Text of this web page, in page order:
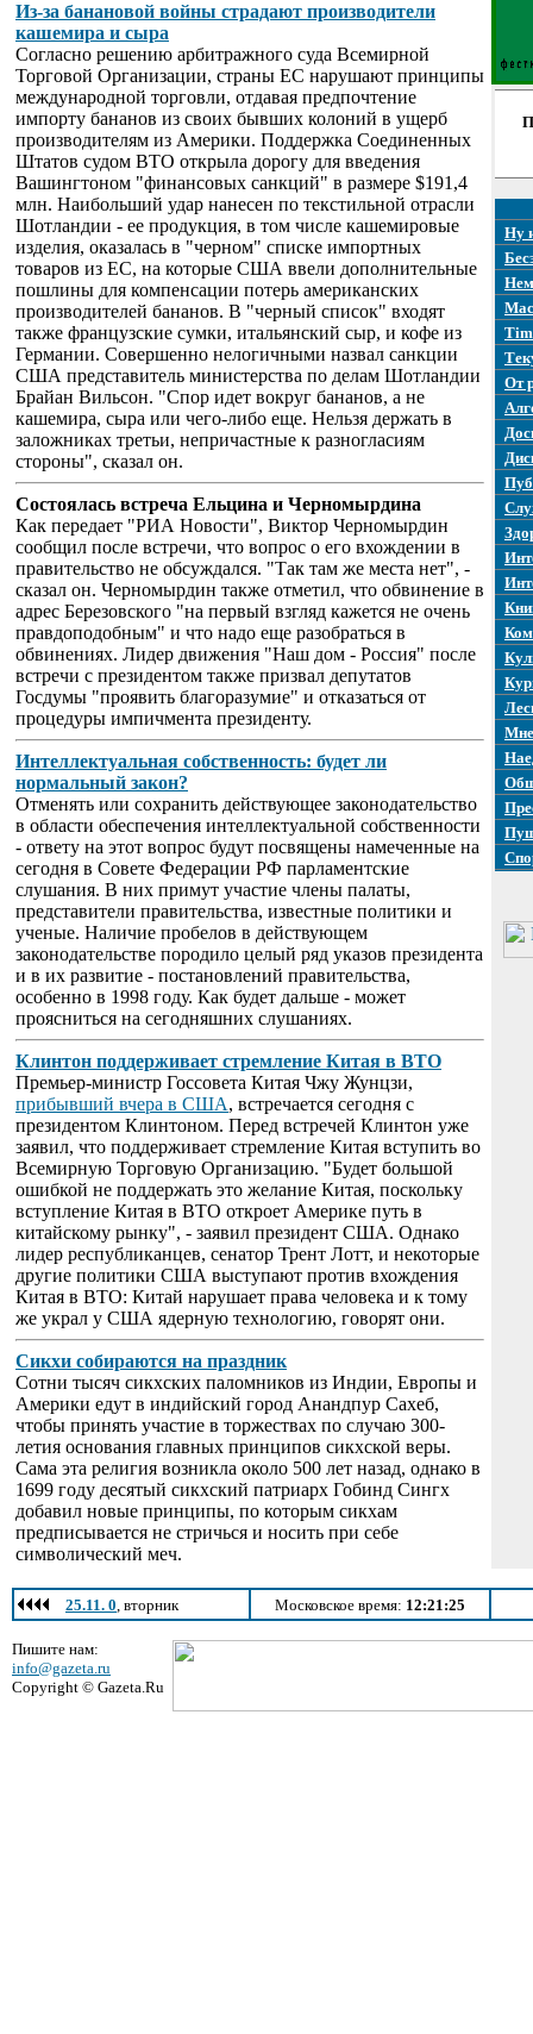
Из-за банановой войны страдают производители
кашемира и сыра
Согласно решению арбитражного суда Всемирной
Торговой Организации, страны ЕС нарушают принципы
международной торговли, отдавая предпочтение
импорту бананов из своих бывших колоний в ущерб
производителям из Америки. Поддержка Соединенных
Штатов судом ВТО открыла дорогу для введения
Вашингтоном "финансовых санкций" в размере $191,4
млн. Наибольший удар нанесен по текстильной отрасли
Шотландии - ее продукция, в том числе кашемировые
изделия, оказалась в "черном" списке импортных
товаров из ЕС, на которые США ввели дополнительные
пошлины для компенсации потерь американских
производителей бананов. В "черный список" входят
также французские сумки, итальянский сыр, и кофе из
Германии. Совершенно нелогичными назвал санкции
США представитель министерства по делам Шотландии
Брайан Вильсон. "Спор идет вокруг бананов, а не
кашемира, сыра или чего-либо еще. Нельзя держать в
заложниках третьи, непричастные к разногласиям
стороны", сказал он.
Состоялась встреча Ельцина и Черномырдина
Как передает "РИА Новости", Виктор Черномырдин
сообщил после встречи, что вопрос о его вхождении в
правительство не обсуждался. "Так там же места нет", -
сказал он. Черномырдин также отметил, что обвинение в
адрес Березовского "на первый взгляд кажется не очень
правдоподобным" и что надо еще разобраться в
обвинениях. Лидер движения "Наш дом - Россия" после
встречи с президентом также призвал депутатов
Госдумы "проявить благоразумие" и отказаться от
процедуры импичмента президенту.
Интеллектуальная собственность: будет ли
нормальный закон?
Отменять или сохранить действующее законодательство
в области обеспечения интеллектуальной собственности
- ответу на этот вопрос будут посвящены намеченные на
сегодня в Совете Федерации РФ парламентские
слушания. В них примут участие члены палаты,
представители правительства, известные политики и
ученые. Наличие пробелов в действующем
законодательстве породило целый ряд указов президента
и в их развитие - постановлений правительства,
особенно в 1998 году. Как будет дальше - может
проясниться на сегодняшних слушаниях.
Клинтон поддерживает стремление Китая в ВТО
Премьер-министр Госсовета Китая Чжу Жунцзи,
прибывший вчера в США, встречается сегодня с
президентом Клинтоном. Перед встречей Клинтон уже
заявил, что поддерживает стремление Китая вступить во
Всемирную Торговую Организацию. "Будет большой
ошибкой не поддержать это желание Китая, поскольку
вступление Китая в ВТО откроет Америке путь в
китайскому рынку", - заявил президент США. Однако
лидер республиканцев, сенатор Трент Лотт, и некоторые
другие политики США выступают против вхождения
Китая в ВТО: Китай нарушает права человека и к тому
же украл у США ядерную технологию, говорят они.
Сикхи собираются на праздник
Сотни тысяч сикхских паломников из Индии, Европы и
Америки едут в индийский город Анандпур Сахеб,
чтобы принять участие в торжествах по случаю 300-
летия основания главных принципов сикхской веры.
Сама эта религия возникла около 500 лет назад, однако в
1699 году десятый сикхский патриарх Гобинд Сингх
добавил новые принципы, по которым сикхам
предписывается не стричься и носить при себе
символический меч.
Ну
От
25.11. 0, вторник Московское время: 12:21:25
Пишите нам:
info@gazeta.ru
Copyright © Gazeta.Ru